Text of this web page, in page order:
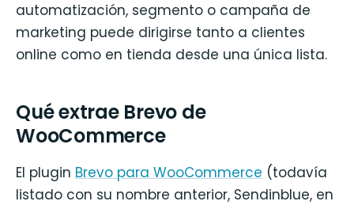
automatización, segmento o campaña de
marketing puede dirigirse tanto a clientes
online como en tienda desde una única lista.
Qué extrae Brevo de
WooCommerce
El plugin Brevo para WooCommerce (todavía
listado con su nombre anterior, Sendinblue, en